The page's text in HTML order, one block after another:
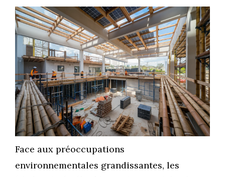
Face aux préoccupations
environnementales grandissantes, les